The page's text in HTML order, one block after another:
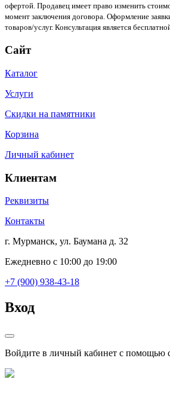
офертой. Продавец имеет право изменить
момент заключения договора. Оформление
товаров/услуг. Консультация является
Сайт
Каталог
Услуги
Скидки на памятники
Корзина
Личный кабинет
Клиентам
Реквизиты
Контакты
г. Мурманск, ул. Баумана д. 32
Ежедневно с 10:00 до 19:00
+7 (900) 938-43-18
Вход
Войдите в личный кабинет с помощью